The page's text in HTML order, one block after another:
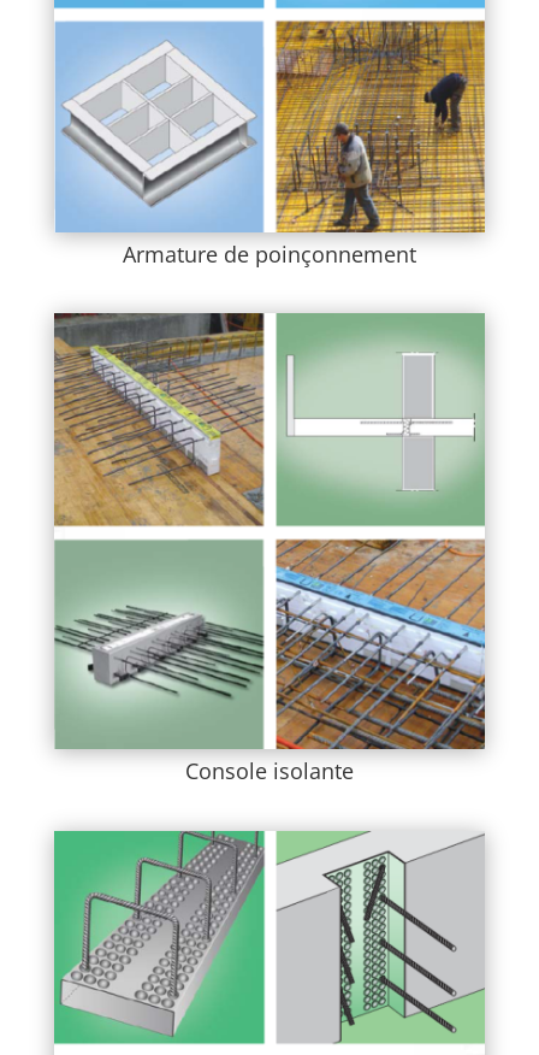
Armature de poinçonnement
Console isolante